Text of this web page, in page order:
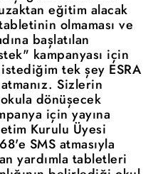
eğitim alacak
olmaması ve
başlatılan
kampanyası için
tek şey ESRA
Sizlerin
dönüşecek
için yayına
Kurulu Üyesi
SMS atmasıyla
yardımla tabletleri